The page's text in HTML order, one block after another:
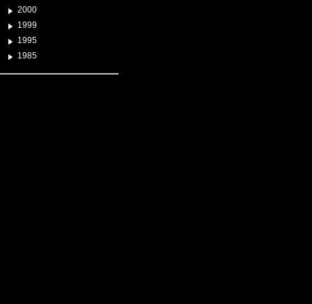
2000
1999
1995
1985